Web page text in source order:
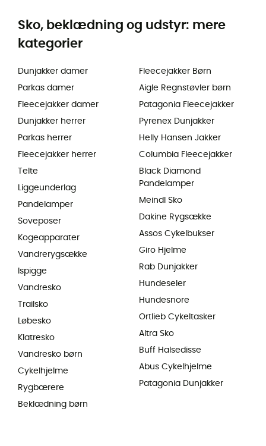
Sko, beklædning og udstyr: mere
kategorier
Dunjakker damer
Parkas damer
Fleecejakker damer
Dunjakker herrer
Parkas herrer
Fleecejakker herrer
Telte
Liggeunderlag
Pandelamper
Soveposer
Kogeapparater
Vandrerygsække
Ispigge
Vandresko
Trailsko
Løbesko
Klatresko
Vandresko børn
Cykelhjelme
Rygbærere
Beklædning børn
Fleecejakker Børn
Aigle Regnstøvler børn
Patagonia Fleecejakker
Pyrenex Dunjakker
Helly Hansen Jakker
Columbia Fleecejakker
Black Diamond
Pandelamper
Meindl Sko
Dakine Rygsække
Assos Cykelbukser
Giro Hjelme
Rab Dunjakker
Hundeseler
Hundesnore
Ortlieb Cykeltasker
Altra Sko
Buff Halsedisse
Abus Cykelhjelme
Patagonia Dunjakker